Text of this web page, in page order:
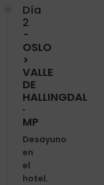
Día
2
-
OSLO
>
VALLE
DE
HALLINGDAL
·
MP
Desayuno
en
el
hotel.